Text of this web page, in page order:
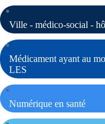
Ville - médico-social -
Médicament ayant au
LES
Numérique en santé